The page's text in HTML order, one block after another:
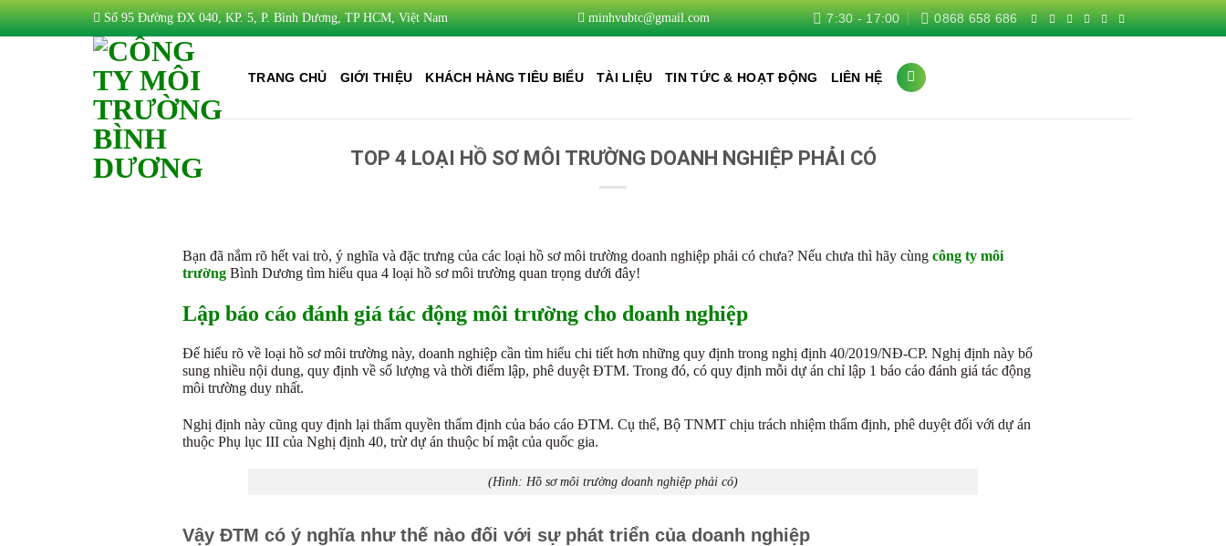
Bỏ
qua
Số 95 Đường ĐX 040, KP. 5, P. Bình Dương, TP HCM, Việt Nam minhvubtc@gmail.com 7:30 - 17:00 0868 658 686
TRANG CHỦ GIỚI THIỆU KHÁCH HÀNG TIÊU BIỂU TÀI LIỆU TIN TỨC & HOẠT ĐỘNG LIÊN HỆ
TOP 4 LOẠI HỒ SƠ MÔI TRƯỜNG DOANH NGHIỆP PHẢI CÓ
Bạn đã nắm rõ hết vai trò, ý nghĩa và đặc trưng của các loại hồ sơ môi trường doanh nghiệp phải có chưa? Nếu chưa thì hãy cùng công ty môi
trườngBình Dương tìm hiểu qua 4 loại hồ sơ môi trường quan trọng dưới đây!
Lập báo cáo đánh giá tác động môi trường cho doanh nghiệp
Để hiểu rõ về loại hồ sơ môi trường này, doanh nghiệp cần tìm hiểu chi tiết hơn những quy định trong nghị định 40/2019/NĐ-CP. Nghị định này bổ
sung nhiều nội dung, quy định về số lượng và thời điểm lập, phê duyệt ĐTM. Trong đó, có quy định mỗi dự án chỉ lập 1 báo cáo đánh giá tác động
môi trường duy nhất.
Nghị định này cũng quy định lại thẩm quyền thẩm định của báo cáo ĐTM. Cụ thể, Bộ TNMT chịu trách nhiệm thẩm định, phê duyệt đối với dự án
thuộc Phụ lục III của Nghị định 40, trừ dự án thuộc bí mật của quốc gia.
(Hình: Hồ sơ môi trường doanh nghiệp phải có)
Vậy ĐTM có ý nghĩa như thế nào đối với sự phát triển của doanh nghiệp